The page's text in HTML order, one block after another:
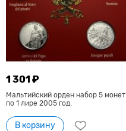
1 301 ₽
Мальтийский орден набор 5 монет
по 1 лире 2005 год.
В корзину